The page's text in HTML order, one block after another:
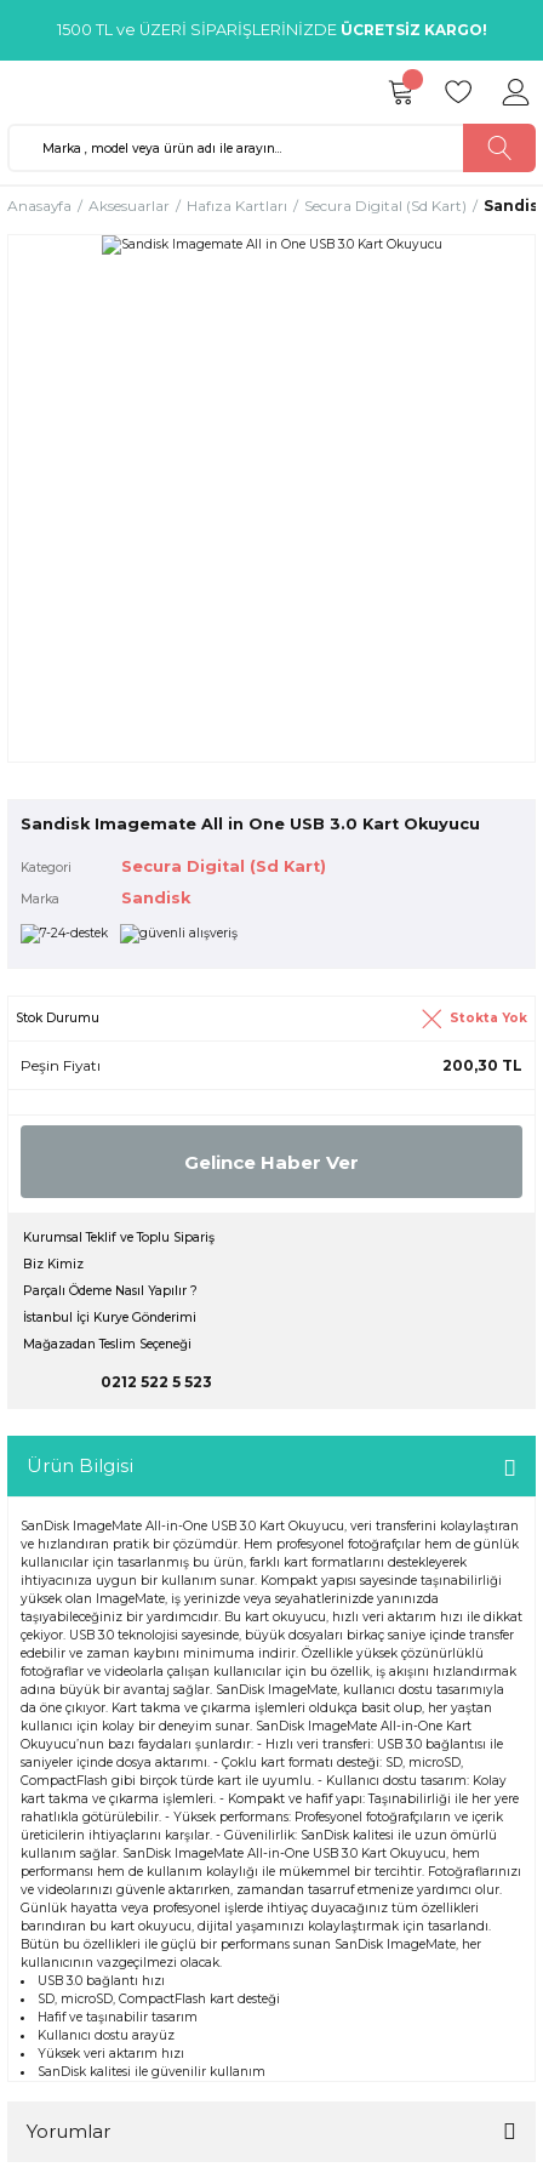
1500 TL ve ÜZERİ SİPARİŞLERİNİZDE ÜCRETSİZ KARGO!
Anasayfa Aksesuarlar Hafıza Kartları Secura Digital (Sd Kart)
Sandisk Imagemate All in One USB 3.0 Kart Okuyucu
Kategori Secura Digital (Sd Kart)
Marka Sandisk
Stok Durumu Stokta Yok
Peşin Fiyatı 200,30 TL
Gelince Haber Ver
Kurumsal Teklif ve Toplu Sipariş
Biz Kimiz
Parçalı Ödeme Nasıl Yapılır ?
İstanbul İçi Kurye Gönderimi
Mağazadan Teslim Seçeneği
0212 522 5 523
Ürün Bilgisi
SanDisk ImageMate All-in-One USB 3.0 Kart Okuyucu, veri transferini kolaylaştıran
ve hızlandıran pratik bir çözümdür. Hem profesyonel fotoğrafçılar hem de günlük
kullanıcılar için tasarlanmış bu ürün, farklı kart formatlarını destekleyerek
ihtiyacınıza uygun bir kullanım sunar. Kompakt yapısı sayesinde taşınabilirliği
yüksek olan ImageMate, iş yerinizde veya seyahatlerinizde yanınızda
taşıyabileceğiniz bir yardımcıdır. Bu kart okuyucu, hızlı veri aktarım hızı ile dikkat
çekiyor. USB 3.0 teknolojisi sayesinde, büyük dosyaları birkaç saniye içinde transfer
edebilir ve zaman kaybını minimuma indirir. Özellikle yüksek çözünürlüklü
fotoğraflar ve videolarla çalışan kullanıcılar için bu özellik, iş akışını hızlandırmak
adına büyük bir avantaj sağlar. SanDisk ImageMate, kullanıcı dostu tasarımıyla
da öne çıkıyor. Kart takma ve çıkarma işlemleri oldukça basit olup, her yaştan
kullanıcı için kolay bir deneyim sunar. SanDisk ImageMate All-in-One Kart
Okuyucu’nun bazı faydaları şunlardır: - Hızlı veri transferi: USB 3.0 bağlantısı ile
saniyeler içinde dosya aktarımı. - Çoklu kart formatı desteği: SD, microSD,
CompactFlash gibi birçok türde kart ile uyumlu. - Kullanıcı dostu tasarım: Kolay
kart takma ve çıkarma işlemleri. - Kompakt ve hafif yapı: Taşınabilirliği ile her yere
rahatlıkla götürülebilir. - Yüksek performans: Profesyonel fotoğrafçıların ve içerik
üreticilerin ihtiyaçlarını karşılar. - Güvenilirlik: SanDisk kalitesi ile uzun ömürlü
kullanım sağlar. SanDisk ImageMate All-in-One USB 3.0 Kart Okuyucu, hem
performansı hem de kullanım kolaylığı ile mükemmel bir tercihtir. Fotoğraflarınızı
ve videolarınızı güvenle aktarırken, zamandan tasarruf etmenize yardımcı olur.
Günlük hayatta veya profesyonel işlerde ihtiyaç duyacağınız tüm özellikleri
barındıran bu kart okuyucu, dijital yaşamınızı kolaylaştırmak için tasarlandı.
Bütün bu özellikleri ile güçlü bir performans sunan SanDisk ImageMate, her
kullanıcının vazgeçilmezi olacak.
USB 3.0 bağlantı hızı
SD, microSD, CompactFlash kart desteği
Hafif ve taşınabilir tasarım
Kullanıcı dostu arayüz
Yüksek veri aktarım hızı
SanDisk kalitesi ile güvenilir kullanım
Yorumlar